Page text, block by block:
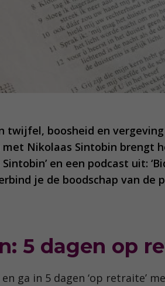
twijfel, boosheid en
Nikolaas Sintobin brengt
en een podcast uit:
je de boodschap van de
5 dagen op
ga in 5 dagen ‘op retraite’